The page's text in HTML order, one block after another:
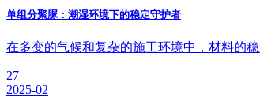
单组分聚脲：潮湿环境下的稳定守护者
在多变的气候和复杂的施工环境中，材料的
27
2025-02